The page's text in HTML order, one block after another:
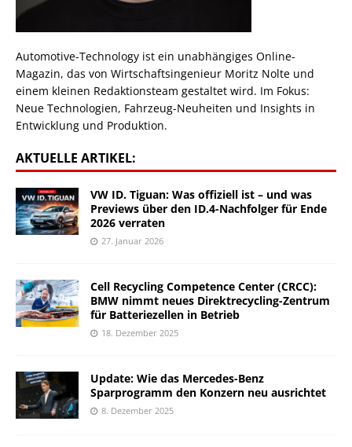
Automotive-Technology ist ein unabhängiges Online-
Magazin, das von Wirtschaftsingenieur Moritz Nolte und
einem kleinen Redaktionsteam gestaltet wird. Im Fokus:
Neue Technologien, Fahrzeug-Neuheiten und Insights in
Entwicklung und Produktion.
AKTUELLE ARTIKEL:
VW ID. Tiguan: Was offiziell ist – und was
Previews über den ID.4-Nachfolger für Ende
2026 verraten
27. Januar 2026
Cell Recycling Competence Center (CRCC):
BMW nimmt neues Direktrecycling-Zentrum
für Batteriezellen in Betrieb
18. Dezember 2025
Update: Wie das Mercedes-Benz
Sparprogramm den Konzern neu ausrichtet
8. Dezember 2025